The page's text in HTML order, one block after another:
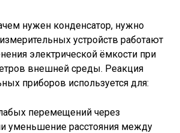
нужен конденсатор, нужно
устройств работают
электрической ёмкости при
внешней среды. Реакция
приборов используется для:
перемещений через
уменьшение расстояния между